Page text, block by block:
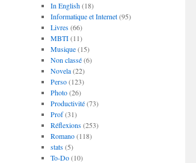
In English(18)
Informatique et Internet(95)
Livres(66)
MBTI(11)
Musique(15)
Non classé(6)
Novela(22)
Perso(123)
Photo(26)
Productivité(73)
Prof(31)
Réflexions(253)
Romano(118)
stats(5)
To-Do(10)